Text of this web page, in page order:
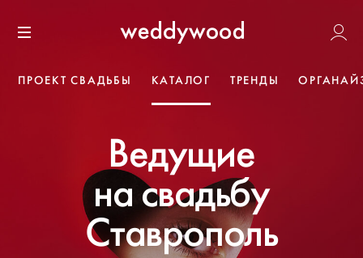
к содержанию
Weddywood
ПРОЕКТ СВАДЬБЫ КАТАЛОГ ТРЕНДЫ
Ведущие
на свадьбу
Ставрополь